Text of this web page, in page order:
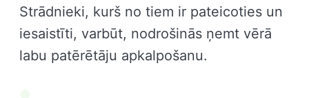
Strādnieki, kurš no tiem ir pateicoties un
iesaistīti, varbūt, nodrošinās ņemt vērā
labu patērētāju apkalpošanu.